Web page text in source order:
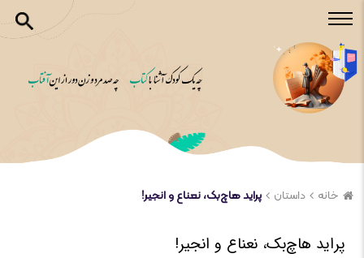
خانه داستان پراید هاچ‌بک، نعناع و انجیر!
پراید هاچ‌بک، نعناع و انجیر!